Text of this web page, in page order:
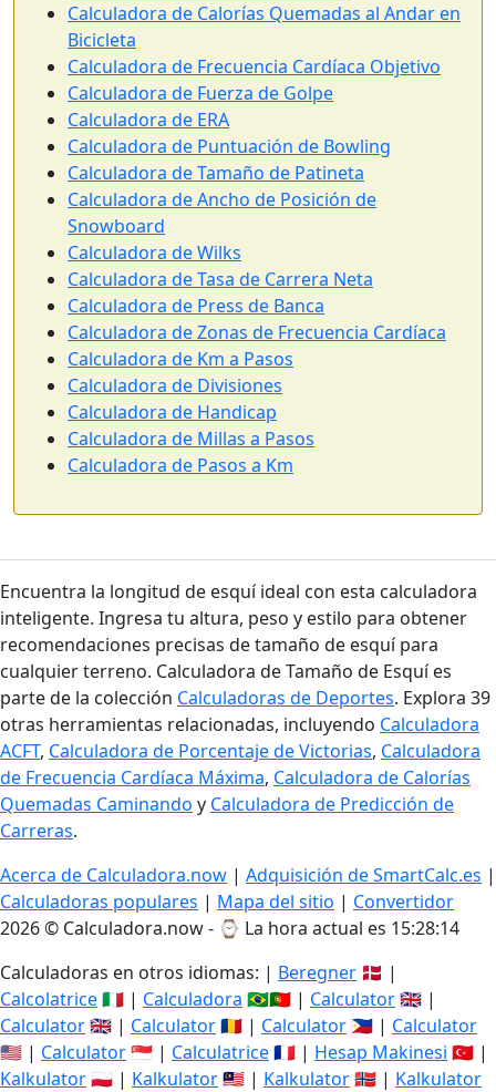
Calculadora de Calorías Quemadas al Andar en
Bicicleta
Calculadora de Frecuencia Cardíaca Objetivo
Calculadora de Fuerza de Golpe
Calculadora de ERA
Calculadora de Puntuación de Bowling
Calculadora de Tamaño de Patineta
Calculadora de Ancho de Posición de
Snowboard
Calculadora de Wilks
Calculadora de Tasa de Carrera Neta
Calculadora de Press de Banca
Calculadora de Zonas de Frecuencia Cardíaca
Calculadora de Km a Pasos
Calculadora de Divisiones
Calculadora de Handicap
Calculadora de Millas a Pasos
Calculadora de Pasos a Km
Encuentra la longitud de esquí ideal con esta calculadora
inteligente. Ingresa tu altura, peso y estilo para obtener
recomendaciones precisas de tamaño de esquí para
cualquier terreno. Calculadora de Tamaño de Esquí es
parte de la colección Calculadoras de Deportes. Explora 39
otras herramientas relacionadas, incluyendo Calculadora
ACFT, Calculadora de Porcentaje de Victorias, Calculadora
de Frecuencia Cardíaca Máxima, Calculadora de Calorías
Quemadas Caminando y Calculadora de Predicción de
Carreras.
Acerca de Calculadora.now | Adquisición de SmartCalc.es |
Calculadoras populares | Mapa del sitio | Convertidor
2026 © Calculadora.now - ⌚ La hora actual es 15:28:15
Calculadoras en otros idiomas: | Beregner 🇩🇰 |
Calcolatrice🇮🇹 | Calculadora 🇧🇷🇵🇹 | Calculator🇬🇧 |
Calculator🇬🇧 | Calculator🇷🇴 | Calculator 🇵🇭 | Calculator
🇺🇸 | Calculator🇸🇬 | Calculatrice🇫🇷 | Hesap Makinesi 🇹🇷 |
Kalkulator🇵🇱 | Kalkulator🇲🇾 | Kalkulator🇳🇴 | Kalkulator